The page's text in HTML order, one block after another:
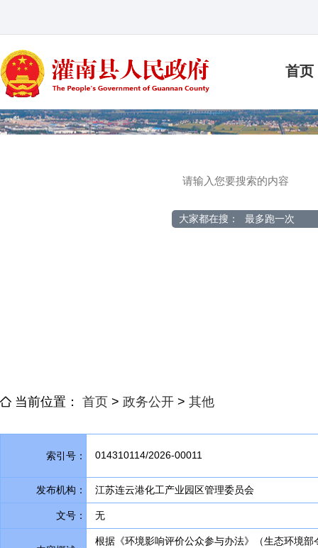
首页
大家都在搜： 最多跑一次
当前位置： 首页 > 政务公开 > 其他
索引号： 014310114/2026-00011
发布机构： 江苏连云港化工产业园区管理委员会
文号： 无
根据《环境影响评价公众参与办法》（生态环境部